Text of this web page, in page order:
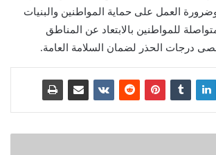
وضرورة العمل على حماية المواطنين والبنيات
للمواطنين بالابتعاد عن المناطق
درجات الحذر لضمان السلامة العامة.